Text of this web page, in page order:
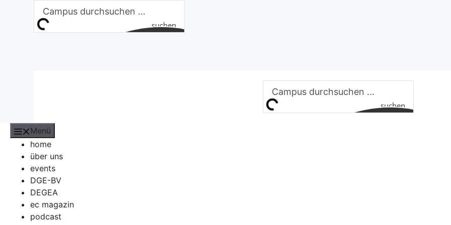
suchen
suchen
Menü
home
über uns
events
DGE-BV
DEGEA
ec magazin
podcast